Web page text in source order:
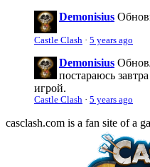
Demonisius
Castle Clash · 5 years ago
Demonisius
постараюсь
игрой.
Castle Clash · 5 years ago
casclash.com is a fan site of a